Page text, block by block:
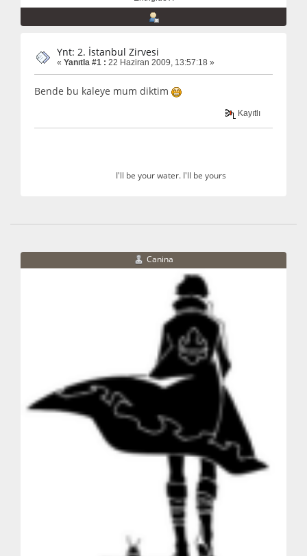
Ynt: 2. İstanbul Zirvesi
« Yanıtla #1 : 22 Haziran 2009, 13:57:18 »
Bende bu kaleye mum diktim
Kayıtlı
I'll be your water. I'll be yours
Canina